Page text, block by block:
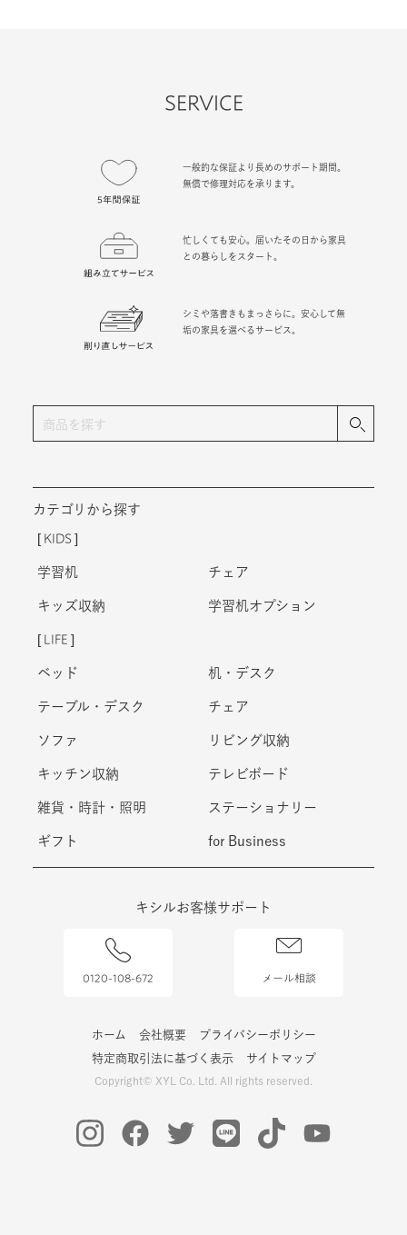
SERVICE
一般的な保証より長めのサポート期間。
無償で修理対応を承ります。
忙しくても安心。届いたその日から家具
との暮らしをスタート。
シミや落書きもまっさらに。安心して無
垢の家具を選べるサービス。
カテゴリから探す
KIDS
学習机 チェア
キッズ収納 学習机オプション
LIFE
ベッド 机・デスク
テーブル・デスク チェア
ソファ リビング収納
キッチン収納 テレビボード
雑貨・時計・照明 ステーショナリー
ギフト for Business
キシルお客様サポート
0120-108-672 メール相談
ホーム 会社概要
プライバシーポリシー
特定商取引法に基づく表示
サイトマップ
Copyright© XYL Co. Ltd. All rights reserved.